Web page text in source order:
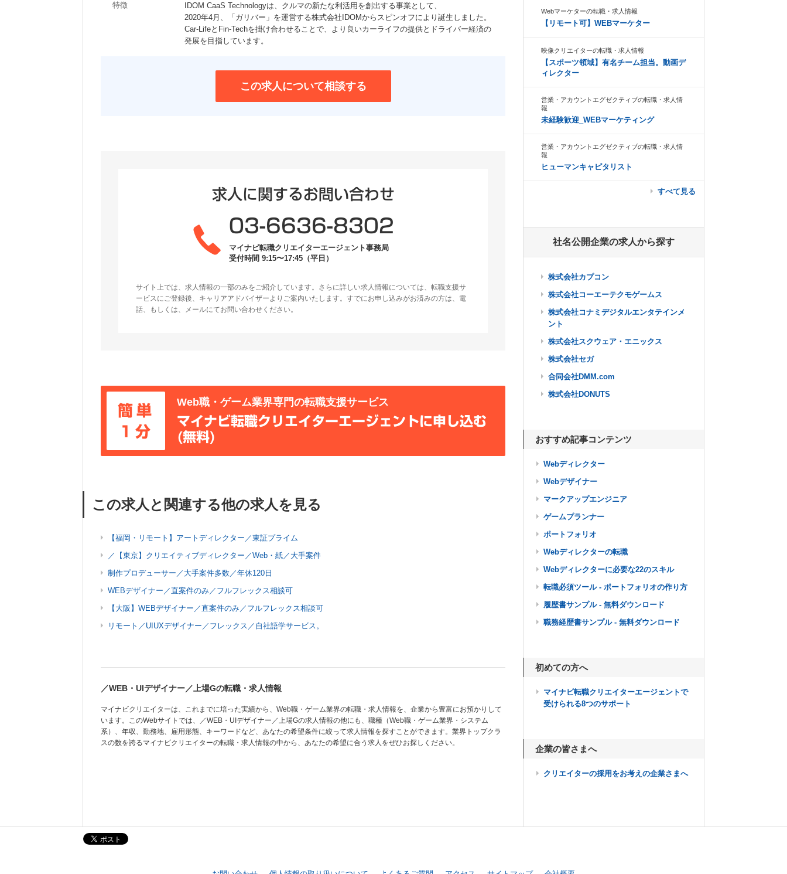
特徴
IDOM CaaS Technologyは、クルマの新たな利活用を創出する事業として、
2020年4月、「ガリバー」を運営する株式会社IDOMからスピンオフにより誕生しました。
Car-LifeとFin-Techを掛け合わせることで、より良いカーライフの提供とドライバー経済の
発展を目指しています。
この求人について相談する
求人に関するお問い合わせ
03-6636-8302
マイナビ転職クリエイターエージェント事務局
受付時間 9:15〜17:45（平日）
サイト上では、求人情報の一部のみをご紹介しています。さらに詳しい求人情報については、転職支援サ
ービスにご登録後、キャリアアドバイザーよりご案内いたします。すでにお申し込みがお済みの方は、電
話、もしくは、メールにてお問い合わせください。
簡単
1分
Web職・ゲーム業界専門の転職支援サービス
マイナビ転職クリエイターエージェントに申し込む
(無料)
この求人と関連する他の求人を見る
【福岡・リモート】アートディレクター／東証プライム
／【東京】クリエイティブディレクター／Web・紙／大手案件
制作プロデューサー／大手案件多数／年休120日
WEBデザイナー／直案件のみ／フルフレックス相談可
【大阪】WEBデザイナー／直案件のみ／フルフレックス相談可
リモート／UIUXデザイナー／フレックス／自社語学サービス。
／WEB・UIデザイナー／上場Gの転職・求人情報
マイナビクリエイターは、これまでに培った実績から、Web職・ゲーム業界の転職・求人情報を、企業から豊富にお預かりして
います。このWebサイトでは、／WEB・UIデザイナー／上場Gの求人情報の他にも、職種（Web職・ゲーム業界・システム
系）、年収、勤務地、雇用形態、キーワードなど、あなたの希望条件に絞って求人情報を探すことができます。業界トップクラ
スの数を誇るマイナビクリエイターの転職・求人情報の中から、あなたの希望に合う求人をぜひお探しください。
Webマーケターの転職・求人情報
【リモート可】WEBマーケター
映像クリエイターの転職・求人情報
【スポーツ領域】有名チーム担当。動画デ
ィレクター
営業・アカウントエグゼクティブの転職・求人情
報
未経験歓迎_WEBマーケティング
営業・アカウントエグゼクティブの転職・求人情
報
ヒューマンキャピタリスト
すべて見る
社名公開企業の求人から探す
株式会社カプコン
株式会社コーエーテクモゲームス
株式会社コナミデジタルエンタテインメ
ント
株式会社スクウェア・エニックス
株式会社セガ
合同会社DMM.com
株式会社DONUTS
おすすめ記事コンテンツ
Webディレクター
Webデザイナー
マークアップエンジニア
ゲームプランナー
ポートフォリオ
Webディレクターの転職
Webディレクターに必要な22のスキル
転職必須ツール - ポートフォリオの作り方
履歴書サンプル - 無料ダウンロード
職務経歴書サンプル - 無料ダウンロード
初めての方へ
マイナビ転職クリエイターエージェントで
受けられる8つのサポート
企業の皆さまへ
クリエイターの採用をお考えの企業さまへ